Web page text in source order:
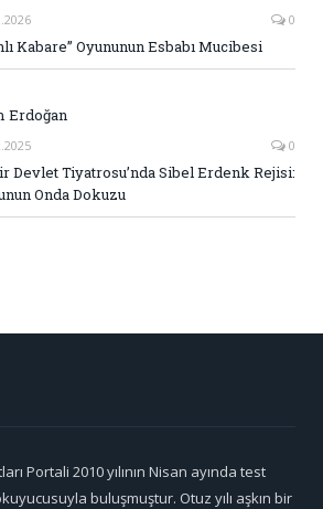
0
Kabare” Oyununun Esbabı Mucibesi
Erdoğan
0
Devlet Tiyatrosu’nda Sibel Erdenk Rejisi:
Onda Dokuzu
Portali 2010 yılının Nisan ayında test
buluşmuştur. Otuz yılı aşkın bir